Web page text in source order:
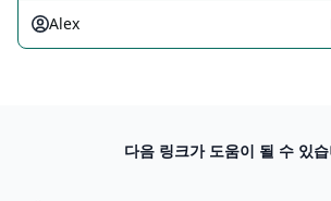
Alex
다음 링크가 도움이 될 수 있